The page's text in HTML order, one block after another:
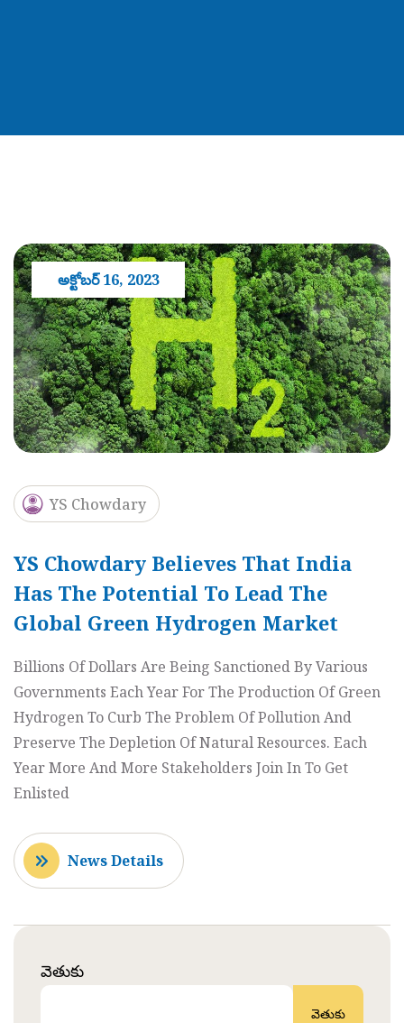
అక్టోబర్ 16, 2023
YS Chowdary
YS Chowdary Believes That India
Has The Potential To Lead The
Global Green Hydrogen Market
Billions Of Dollars Are Being Sanctioned By Various
Governments Each Year For The Production Of Green
Hydrogen To Curb The Problem Of Pollution And
Preserve The Depletion Of Natural Resources. Each
Year More And More Stakeholders Join In To Get
Enlisted
News Details
వెతుకు
వెతుకు